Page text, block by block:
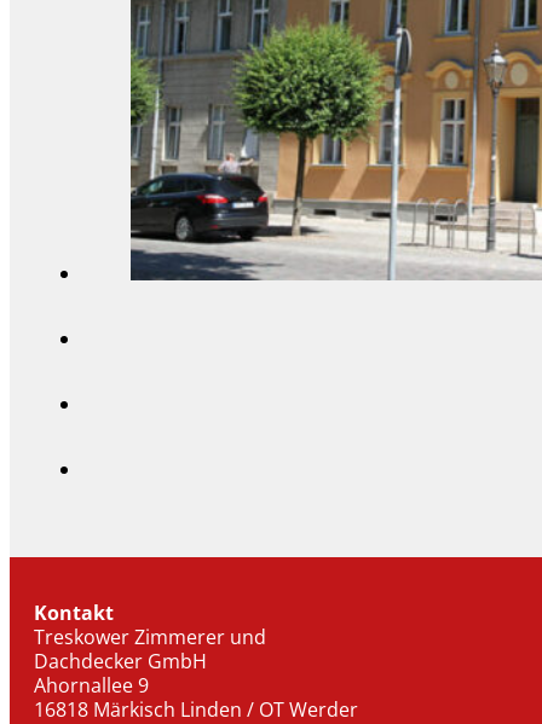
Kontakt
Treskower Zimmerer und
Dachdecker GmbH
Ahornallee 9
16818 Märkisch Linden / OT Werder